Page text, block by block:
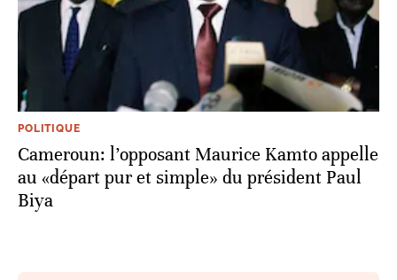
POLITIQUE
Cameroun: l’opposant Maurice Kamto appelle
au «départ pur et simple» du président Paul
Biya